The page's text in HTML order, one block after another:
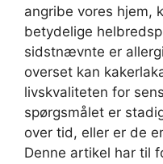
angribe vores hjem,
betydelige
sidstnævnte er
overset kan
livskvaliteten for
spørgsmålet er
over tid, eller er de
Denne artikel har til